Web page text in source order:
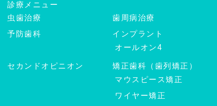
診療メニュー
虫歯治療
歯周病治療
予防歯科
インプラント
オールオン4
セカンドオピニオン
矯正歯科（歯列矯正）
マウスピース矯正
ワイヤー矯正